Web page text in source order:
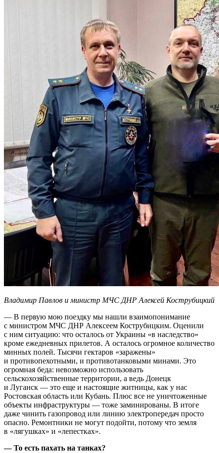
Владимир Павлов и министр МЧС ДНР Алексей Кострубицкий
— В первую мою поездку мы нашли взаимопонимание
с министром МЧС ДНР Алексеем Кострубицким. Оценили
с ним ситуацию: что осталось от Украины «в наследство»
кроме ежедневных прилетов. А осталось огромное количество
минных полей. Тысячи гектаров «заражены»
и противопехотными, и противотанковыми минами. Это
огромная беда: невозможно использовать
сельскохозяйственные территории, а ведь Донецк
и Луганск — это еще и настоящие житницы, как у нас
Ростовская область или Кубань. Плюс все не уничтоженные
объекты инфраструктуры — тоже заминированы. В итоге
даже чинить газопровод или линию электропередач просто
опасно. Ремонтники не могут подойти, потому что земля
в «лягушках» и «лепестках».
— То есть пахать на танках?